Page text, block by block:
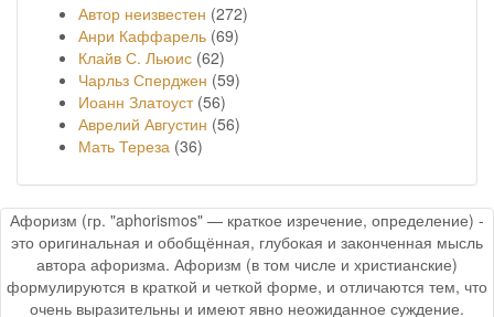
Автор неизвестен (272)
Анри Каффарель (69)
Клайв С. Льюис (62)
Чарльз Сперджен (59)
Иоанн Златоуст(56)
Аврелий Августин (56)
Мать Тереза (36)
Афоризм (гр. "aphorismos" — краткое изречение, определение) -
это оригинальная и обобщённая, глубокая и законченная мысль
автора афоризма. Афоризм (в том числе и христианские)
формулируются в краткой и четкой форме, и отличаются тем, что
очень выразительны и имеют явно неожиданное суждение.